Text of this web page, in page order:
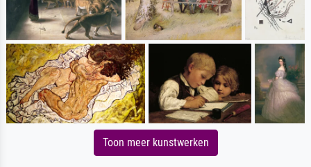
Toon meer kunstwerken